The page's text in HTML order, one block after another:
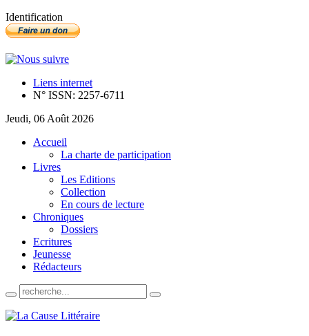
Identification
Liens internet
N° ISSN: 2257-6711
Jeudi, 06 Août 2026
Accueil
La charte de participation
Livres
Les Editions
Collection
En cours de lecture
Chroniques
Dossiers
Ecritures
Jeunesse
Rédacteurs